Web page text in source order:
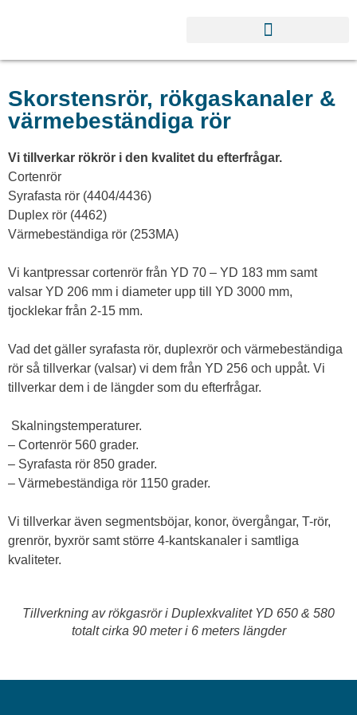
Skorstensrör, rökgaskanaler &
värmebeständiga rör
Vi tillverkar rökrör i den kvalitet du efterfrågar.
Cortenrör
Syrafasta rör (4404/4436)
Duplex rör (4462)
Värmebeständiga rör (253MA)
Vi kantpressar cortenrör från YD 70 – YD 183 mm samt
valsar YD 206 mm i diameter upp till YD 3000 mm,
tjocklekar från 2-15 mm.
Vad det gäller syrafasta rör, duplexrör och värmebeständiga
rör så tillverkar (valsar) vi dem från YD 256 och uppåt. Vi
tillverkar dem i de längder som du efterfrågar.
Skalningstemperaturer.
– Cortenrör 560 grader.
– Syrafasta rör 850 grader.
– Värmebeständiga rör 1150 grader.
Vi tillverkar även segmentsböjar, konor, övergångar, T-rör,
grenrör, byxrör samt större 4-kantskanaler i samtliga
kvaliteter.
Tillverkning av rökgasrör i Duplexkvalitet YD 650 & 580
totalt cirka 90 meter i 6 meters längder